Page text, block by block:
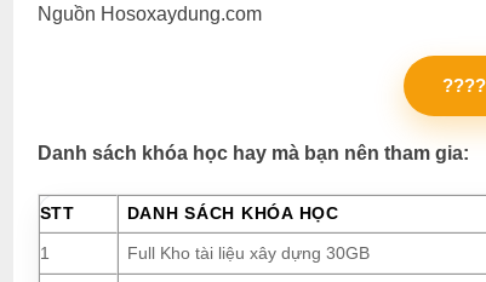
Nguồn Hosoxaydung.com
Danh sách khóa học hay mà bạn nên tham gia:
STT DANH SÁCH KHÓA HỌC
1 Full Kho tài liệu xây dựng 30GB